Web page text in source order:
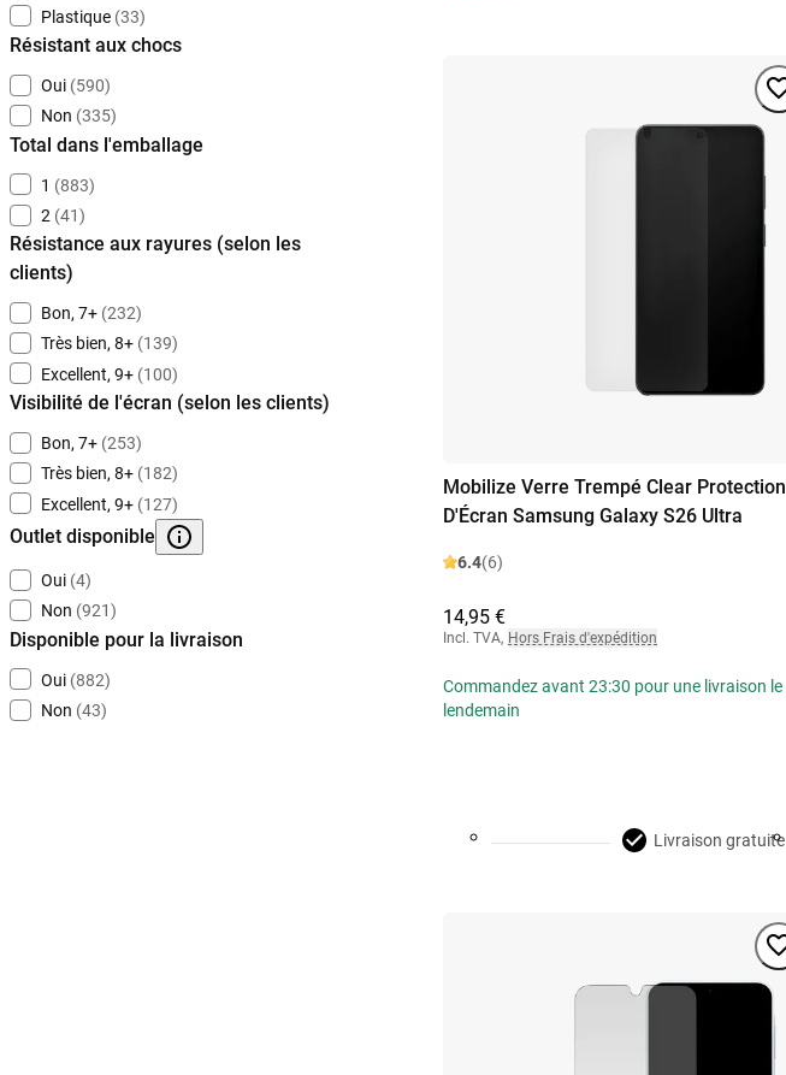
Plastique (33)
Résistant aux chocs
Oui (590)
Non (335)
Total dans l'emballage
1 (883)
2 (41)
Résistance aux rayures (selon les
clients)
Bon, 7+ (232)
Très bien, 8+ (139)
Excellent, 9+ (100)
Visibilité de l'écran (selon les clients)
Bon, 7+ (253)
Très bien, 8+ (182)
Excellent, 9+ (127)
Outlet disponible
Oui (4)
Non (921)
Disponible pour la livraison
Oui (882)
Non (43)
Mobilize Verre Trempé Clear Protection
D'Écran Samsung Galaxy S26 Ultra
6.4(6)
14,95 €
Incl. TVA, Hors Frais d'expédition
Commandez avant 23:30 pour une livraison le
lendemain
Livraison gratuite